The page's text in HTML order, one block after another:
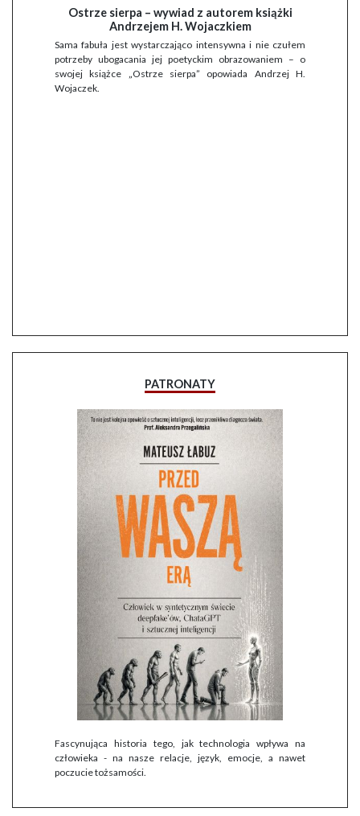
Ostrze sierpa – wywiad z autorem książki
Andrzejem H. Wojaczkiem
Sama fabuła jest wystarczająco intensywna i nie czułem
potrzeby ubogacania jej poetyckim obrazowaniem – o
swojej książce „Ostrze sierpa” opowiada Andrzej H.
Wojaczek.
PATRONATY
Fascynująca historia tego, jak technologia wpływa na
człowieka - na nasze relacje, język, emocje, a nawet
poczucie tożsamości.